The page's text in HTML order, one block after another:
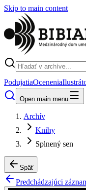
Skip to main content
PodujatiaOcenenia
Open main menu
Archív
Knihy
Splnený sen
Späť
Predchádzajúci